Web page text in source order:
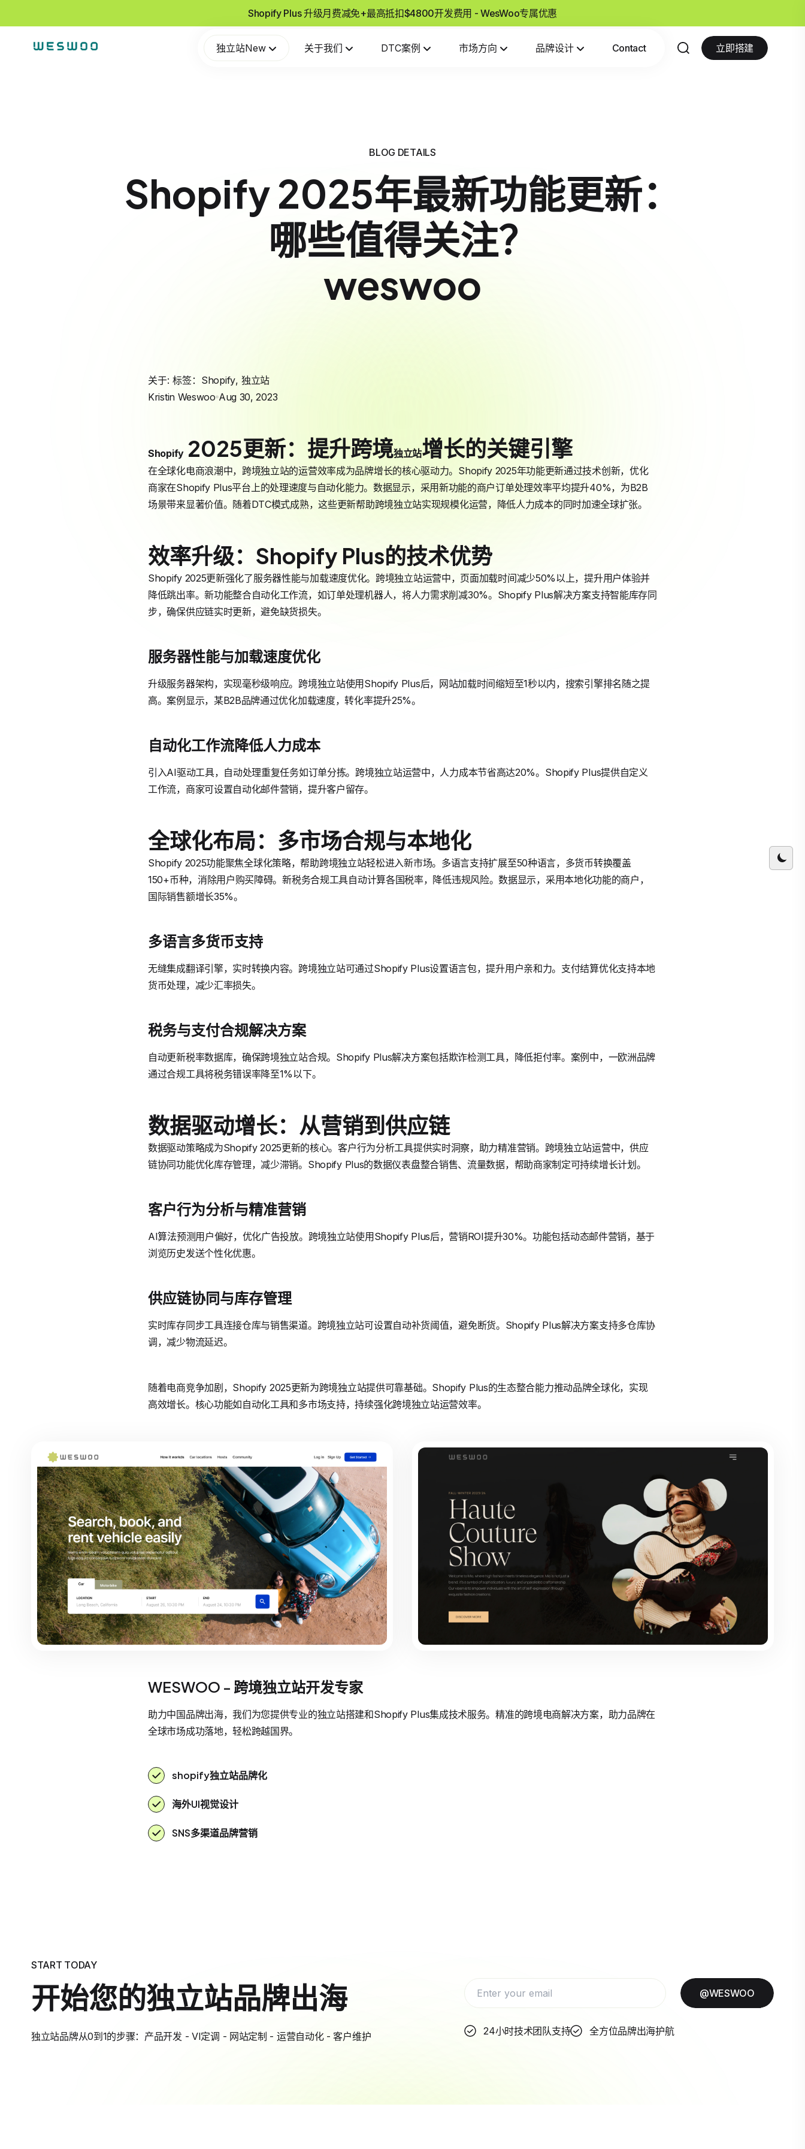
Shopify Plus 升级月费减免+最高抵扣$4800开发费用 - WesWoo专属优惠
独立站New 关于我们 DTC案例 市场方向 品牌设计 Contact 立即搭建
BLOG DETAILS
Shopify 2025年最新功能更新：
哪些值得关注？
weswoo
关于: 标签： Shopify, 独立站
Kristin Weswoo Aug 30, 2023
Shopify2025更新：提升跨境独立站增长的关键引擎
在全球化电商浪潮中，跨境独立站的运营效率成为品牌增长的核心驱动力。Shopify 2025年功能更新通过技术创新，优化
商家在Shopify Plus平台上的处理速度与自动化能力。数据显示，采用新功能的商户订单处理效率平均提升40%，为B2B
场景带来显著价值。随着DTC模式成熟，这些更新帮助跨境独立站实现规模化运营，降低人力成本的同时加速全球扩张。
效率升级：Shopify Plus的技术优势
Shopify 2025更新强化了服务器性能与加载速度优化。跨境独立站运营中，页面加载时间减少50%以上，提升用户体验并
降低跳出率。新功能整合自动化工作流，如订单处理机器人，将人力需求削减30%。Shopify Plus解决方案支持智能库存同
步，确保供应链实时更新，避免缺货损失。
服务器性能与加载速度优化
升级服务器架构，实现毫秒级响应。跨境独立站使用Shopify Plus后，网站加载时间缩短至1秒以内，搜索引擎排名随之提
高。案例显示，某B2B品牌通过优化加载速度，转化率提升25%。
自动化工作流降低人力成本
引入AI驱动工具，自动处理重复任务如订单分拣。跨境独立站运营中，人力成本节省高达20%。Shopify Plus提供自定义
工作流，商家可设置自动化邮件营销，提升客户留存。
全球化布局：多市场合规与本地化
Shopify 2025功能聚焦全球化策略，帮助跨境独立站轻松进入新市场。多语言支持扩展至50种语言，多货币转换覆盖
150+币种，消除用户购买障碍。新税务合规工具自动计算各国税率，降低违规风险。数据显示，采用本地化功能的商户，
国际销售额增长35%。
多语言多货币支持
无缝集成翻译引擎，实时转换内容。跨境独立站可通过Shopify Plus设置语言包，提升用户亲和力。支付结算优化支持本地
货币处理，减少汇率损失。
税务与支付合规解决方案
自动更新税率数据库，确保跨境独立站合规。Shopify Plus解决方案包括欺诈检测工具，降低拒付率。案例中，一欧洲品牌
通过合规工具将税务错误率降至1%以下。
数据驱动增长：从营销到供应链
数据驱动策略成为Shopify 2025更新的核心。客户行为分析工具提供实时洞察，助力精准营销。跨境独立站运营中，供应
链协同功能优化库存管理，减少滞销。Shopify Plus的数据仪表盘整合销售、流量数据，帮助商家制定可持续增长计划。
客户行为分析与精准营销
AI算法预测用户偏好，优化广告投放。跨境独立站使用Shopify Plus后，营销ROI提升30%。功能包括动态邮件营销，基于
浏览历史发送个性化优惠。
供应链协同与库存管理
实时库存同步工具连接仓库与销售渠道。跨境独立站可设置自动补货阈值，避免断货。Shopify Plus解决方案支持多仓库协
调，减少物流延迟。
随着电商竞争加剧，Shopify 2025更新为跨境独立站提供可靠基础。Shopify Plus的生态整合能力推动品牌全球化，实现
高效增长。核心功能如自动化工具和多市场支持，持续强化跨境独立站运营效率。
WESWOO - 跨境独立站开发专家
助力中国品牌出海，我们为您提供专业的独立站搭建和Shopify Plus集成技术服务。精准的跨境电商解决方案，助力品牌在
全球市场成功落地，轻松跨越国界。
shopify独立站品牌化
海外UI视觉设计
SNS多渠道品牌营销
START TODAY
开始您的独立站品牌出海
独立站品牌从0到1的步骤：产品开发 - VI定调 - 网站定制 - 运营自动化 - 客户维护
@WESWOO
24小时技术团队支持 全方位品牌出海护航